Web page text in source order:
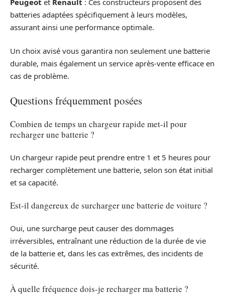
batteries adaptées spécifiquement à leurs modèles,
assurant ainsi une performance optimale.
Un choix avisé vous garantira non seulement une batterie
durable, mais également un service après-vente efficace en
cas de problème.
Questions fréquemment posées
Combien de temps un chargeur rapide met-il pour
recharger une batterie ?
Un chargeur rapide peut prendre entre 1 et 5 heures pour
recharger complètement une batterie, selon son état initial
et sa capacité.
Est-il dangereux de surcharger une batterie de voiture ?
Oui, une surcharge peut causer des dommages
irréversibles, entraînant une réduction de la durée de vie
de la batterie et, dans les cas extrêmes, des incidents de
sécurité.
À quelle fréquence dois-je recharger ma batterie ?